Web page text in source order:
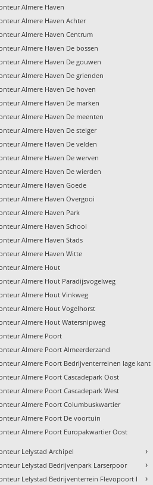
Almere Haven
Almere Haven Achter
Almere Haven Centrum
Almere Haven De bossen
Almere Haven De gouwen
Almere Haven De grienden
Almere Haven De hoven
Almere Haven De marken
Almere Haven De meenten
Almere Haven De steiger
Almere Haven De velden
Almere Haven De werven
Almere Haven De wierden
Almere Haven Goede
Almere Haven Overgooi
Almere Haven Park
Almere Haven School
Almere Haven Stads
Almere Haven Witte
Almere Hout
Almere Hout Paradijsvogelweg
Almere Hout Vinkweg
Almere Hout Vogelhorst
Almere Hout Watersnipweg
Almere Poort
Almere Poort Almeerderzand
Almere Poort Bedrijventerreinen lage kant
Almere Poort Cascadepark Oost
Almere Poort Cascadepark West
Almere Poort Columbuskwartier
Almere Poort De voortuin
Almere Poort Europakwartier Oost
Lelystad Archipel
Lelystad Bedrijvenpark Larserpoor
Lelystad Bedrijventerrein Flevopoort I
›
›
›